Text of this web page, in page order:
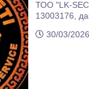
ТОО "LK-
30/03/